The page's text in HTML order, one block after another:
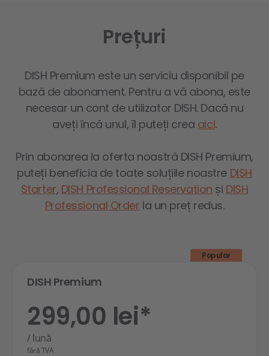
Prețuri
DISH Premium este un serviciu disponibil pe
bază de abonament. Pentru a vă abona, este
necesar un cont de utilizator DISH. Dacă nu
aveți încă unul, îl puteți crea aici.
Prin abonarea la oferta noastră DISH Premium,
puteți beneficia de toate soluțiile noastre DISH
Starter, DISH Professional Reservation și DISH
Professional Order la un preț redus.
DISH Premium
Popular
299,00 lei*
/ lună
fără TVA